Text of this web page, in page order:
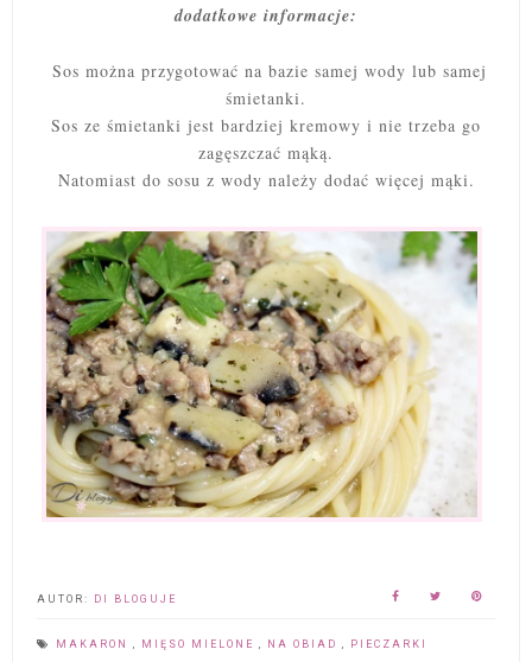
dodatkowe informacje:
Sos można przygotować na bazie samej wody lub samej
śmietanki.
Sos ze śmietanki jest bardziej kremowy i nie trzeba go
zagęszczać mąką.
Natomiast do sosu z wody należy dodać więcej mąki.
AUTOR: DI BLOGUJE
MAKARON , MIĘSO MIELONE , NA OBIAD , PIECZARKI